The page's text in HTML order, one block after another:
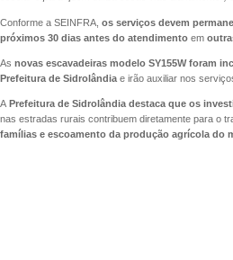
Conforme a SEINFRA, os serviços devem
próximos 30 dias antes do atendimento em
As novas escavadeiras modelo SY155W foram
Prefeitura de Sidrolândia e irão auxiliar nos
A Prefeitura de Sidrolândia destaca que os
nas estradas rurais contribuem diretamente para o
famílias e escoamento da produção agrícola do